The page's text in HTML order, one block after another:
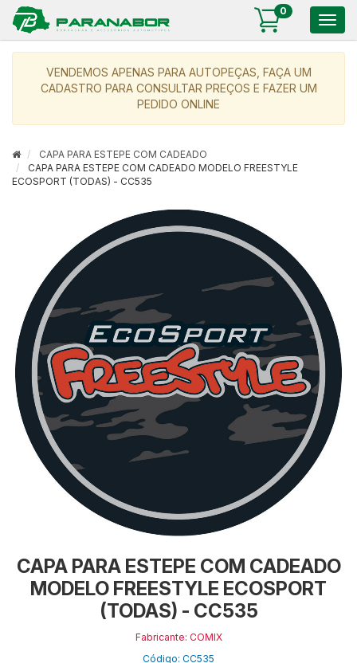
0
VENDEMOS APENAS PARA AUTOPEÇAS, FAÇA UM
CADASTRO PARA CONSULTAR PREÇOS E FAZER UM
PEDIDO ONLINE
CAPA PARA ESTEPE COM CADEADO
CAPA PARA ESTEPE COM CADEADO MODELO FREESTYLE
ECOSPORT (TODAS) - CC535
CAPA PARA ESTEPE COM CADEADO
MODELO FREESTYLE ECOSPORT
(TODAS) - CC535
Fabricante: COMIX
Código: CC535